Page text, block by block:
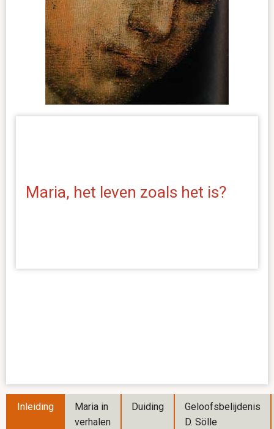
Maria, het leven zoals het is?
Inleiding
Maria in
verhalen
Duiding
Geloofsbelijdenis
D. Sölle